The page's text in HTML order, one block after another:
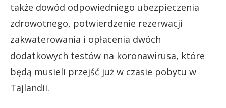
także dowód odpowiedniego ubezpieczenia
zdrowotnego, potwierdzenie rezerwacji
zakwaterowania i opłacenia dwóch
dodatkowych testów na koronawirusa, które
będą musieli przejść już w czasie pobytu w
Tajlandii.